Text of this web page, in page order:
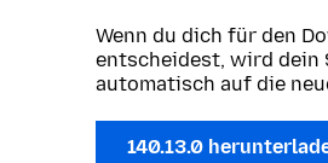
Wenn du dich für den
entscheidest, wird dein
automatisch auf die
140.13.0